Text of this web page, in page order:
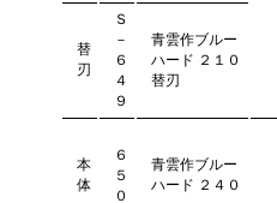
替
刃
Ｓ
－
６
４
９
青雲作ブルー
ハード ２１０
替刃
本
体
６
５
０
青雲作ブルー
ハード ２４０